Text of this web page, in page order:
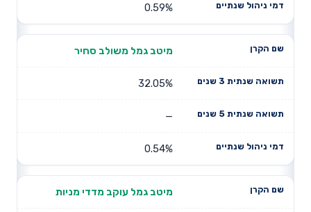
0.59%
מיטב גמל משולב סחיר
32.05%
—
0.54%
מיטב גמל עוקב מדדי מניות